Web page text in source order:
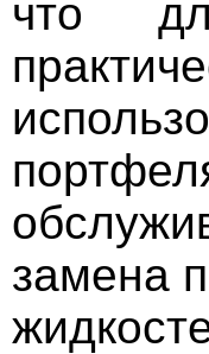
что
замена